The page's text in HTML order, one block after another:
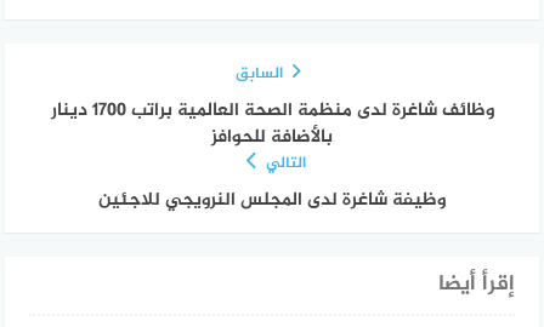
السابق
وظائف شاغرة لدى منظمة الصحة العالمية براتب 1700 دينار
بالأضافة للحوافز
التالي
وظيفة شاغرة لدى المجلس النرويجي للاجئين
إقرأ أيضا